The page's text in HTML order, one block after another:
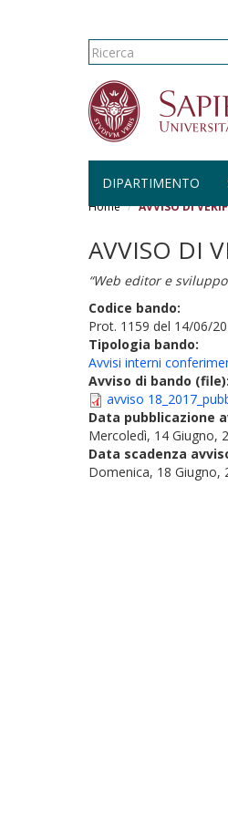
Salta al contenuto principale
Form di
Ricerca
DIPARTIMENTO
Home AVVISO DI
AVVISO DI
“Web editor e
Codice bando:
Prot. 1159 del 14/06/
Tipologia bando:
Avvisi interni
Avviso di bando (file):
avviso
Data pubblicazione
Mercoledì, 14 Giugno,
Data scadenza
Domenica, 18 Giugno,